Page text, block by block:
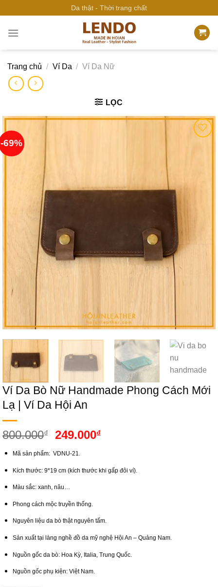
qua
nội
Da thật - Thời trang chất
Trang chủ / Ví Da / Ví Da Nữ
LỌC
-69%
Ví Da Bò Nữ Handmade Phong Cách Mới
Lạ | Ví Da Hội An
800.000₫
Giá
là:
800.000₫.
249.000₫Giá
là:
Mã sản phẩm: VDNU-21.
Kích thước: 9*19 cm (kích thước khi gấp đôi ví).
Màu sắc: xanh, nâu…
Phong cách mộc truyền thống.
Nguyên liệu da bò thật nguyên tấm.
Sản xuất tại làng nghề đồ da mỹ nghệ Hội An – Quảng Nam.
Nguồn gốc da bò: Hoa Kỳ, Italia, Trung Quốc.
Nguồn gốc phụ kiện: Việt Nam.